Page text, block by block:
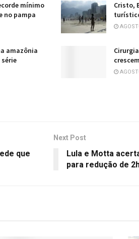
mínimo
no pampa
Cristo,
amazônia
que
Next Post
Lula e Motta
para redução de